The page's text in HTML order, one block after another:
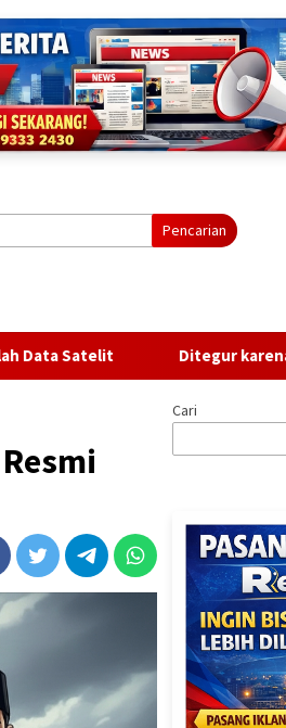
Pencarian
Ditegur karena Berisik, Pria di
Cari